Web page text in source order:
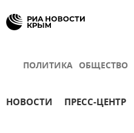
ПОЛИТИКА ОБЩЕСТВО
НОВОСТИ ПРЕСС-ЦЕНТР